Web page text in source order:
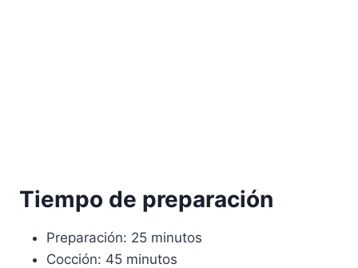
Tiempo de preparación
Preparación: 25 minutos
Cocción: 45 minutos